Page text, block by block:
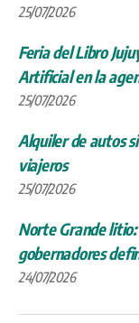
25/07/2026
Feria del Libro
Artificial en la
25/07/2026
Alquiler de autos
viajeros
25/07/2026
Norte Grande litio:
gobernadores
24/07/2026